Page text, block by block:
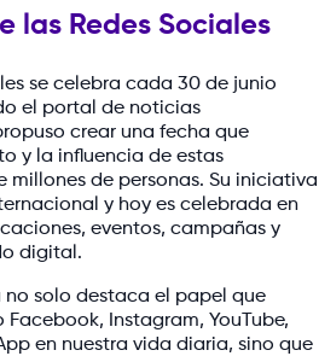
las Redes Sociales
se celebra cada 30 de junio
el portal de noticias
crear una fecha que
y la influencia de estas
millones de personas. Su iniciativa
y hoy es celebrada en
eventos, campañas y
digital.
no solo destaca el papel que
Instagram, YouTube,
en nuestra vida diaria, sino que